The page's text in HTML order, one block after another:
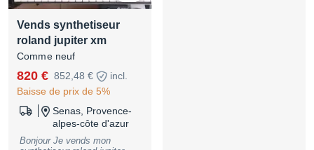
Vends synthetiseur
roland jupiter xm
Comme neuf
820 € 852,48 €
incl.
Baisse de prix de 5%
Senas, Provence-
alpes-côte d'azur
Bonjour Je vends mon